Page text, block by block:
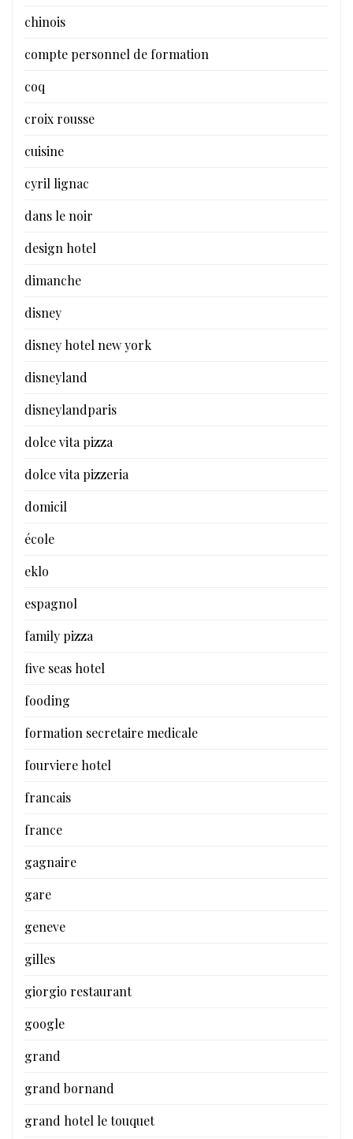
chinois
compte personnel de formation
coq
croix rousse
cuisine
cyril lignac
dans le noir
design hotel
dimanche
disney
disney hotel new york
disneyland
disneylandparis
dolce vita pizza
dolce vita pizzeria
domicil
école
eklo
espagnol
family pizza
five seas hotel
fooding
formation secretaire medicale
fourviere hotel
francais
france
gagnaire
gare
geneve
gilles
giorgio restaurant
google
grand
grand bornand
grand hotel le touquet